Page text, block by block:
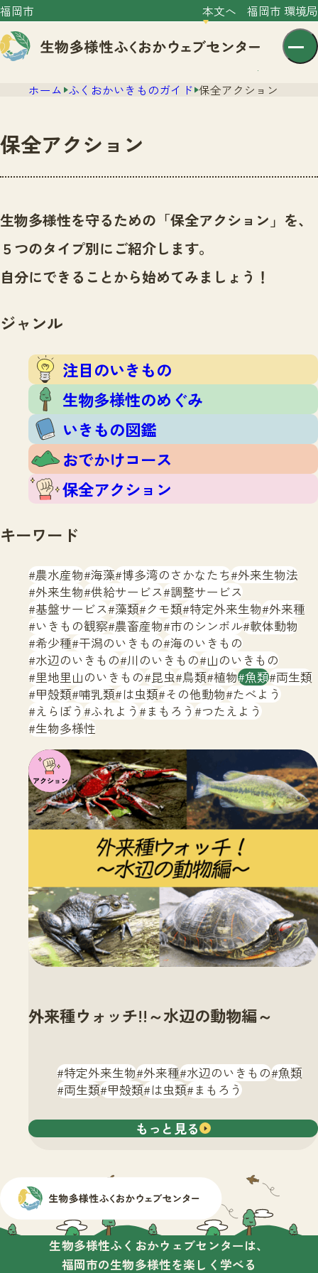
福岡市 本文へ 福岡市 環境局
文字サイズ 小 中 大
センター紹介
センター紹介TOP
サイトポリシー
ニュース
ニュースTOP
市の取組み
いきものガイド
注目のいきもの
いきもの図鑑
おでかけコース
保全アクション
調査レポート
調査レポートTOP
調査結果
ふくおかいきものマップ
マッチング
マッチングTOP
掲載申し込みフォーム
お問合せ
生物多様性ふくおかウェブセンターとは
サイトマップ
ホーム ふくおかいきものガイド 保全アクション
保全アクション
生物多様性を守るための「保全アクション」を、
５つのタイプ別にご紹介します。
自分にできることから始めてみましょう！
ジャンル
注目のいきもの
生物多様性のめぐみ
いきもの図鑑
おでかけコース
保全アクション
キーワード
農水産物 海藻 博多湾のさかなたち 外来生物法
外来生物 供給サービス 調整サービス
基盤サービス 藻類 クモ類 特定外来生物 外来種
いきもの観察 農畜産物 市のシンボル 軟体動物
希少種 干潟のいきもの 海のいきもの
水辺のいきもの 川のいきもの 山のいきもの
里地里山のいきもの 昆虫 鳥類 植物 魚類 両生類
甲殻類 哺乳類 は虫類 その他動物 たべよう
えらぼう ふれよう まもろう つたえよう
生物多様性
注目の
いきも
の
外来種ウォッチ!!～水辺の動物編～
特定外来生物 外来種 水辺のいきもの 魚類
両生類 甲殻類 は虫類 まもろう
もっと見る
生物多様性ふくおかウェブセンターは、
福岡市の生物多様性を楽しく学べる